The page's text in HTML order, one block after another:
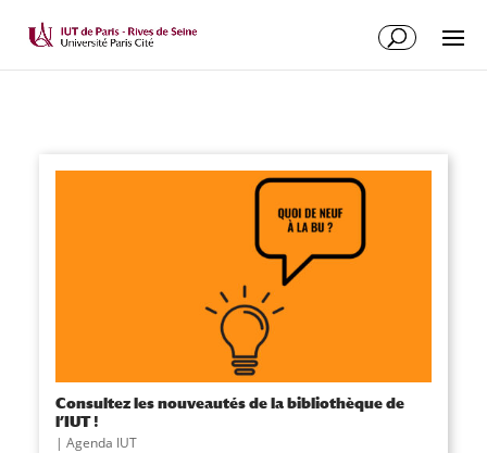
Consultez les nouveautés de la bibliothèque de
l’IUT !
| Agenda IUT